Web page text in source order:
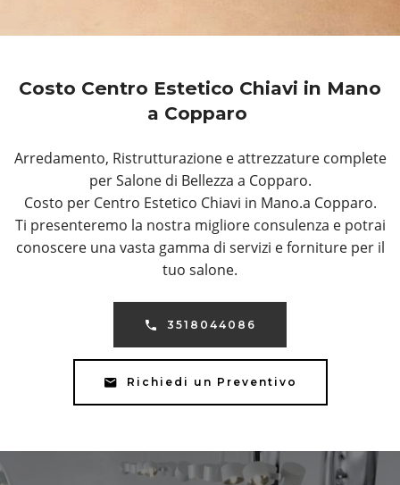
Costo Centro Estetico Chiavi in Mano
a Copparo
Arredamento, Ristrutturazione e attrezzature complete
per Salone di Bellezza a Copparo.
Costo per Centro Estetico Chiavi in Mano.a Copparo.
Ti presenteremo la nostra migliore consulenza e potrai
conoscere una vasta gamma di servizi e forniture per il
tuo salone.
3518044086
Richiedi un Preventivo